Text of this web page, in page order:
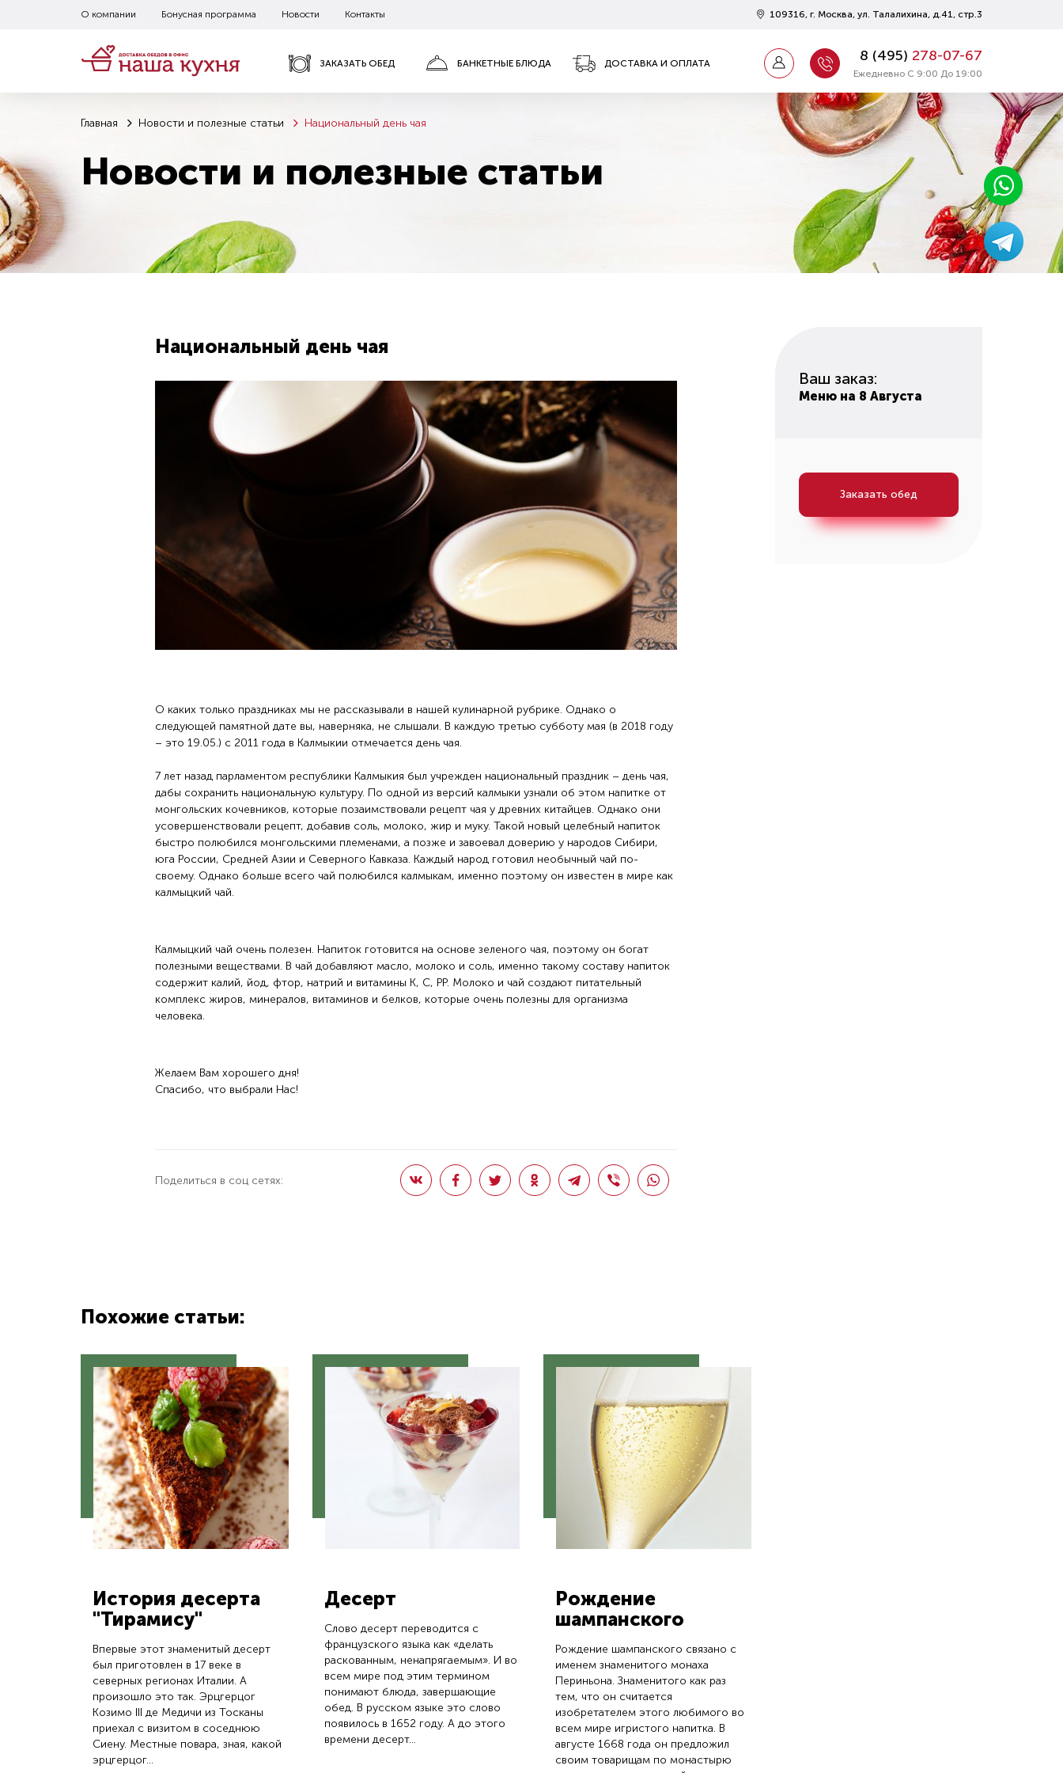
О компании Бонусная программа Новости Контакты 109316, г. Москва, ул. Талалихина, д.41, стр.3
ЗАКАЗАТЬ ОБЕД БАНКЕТНЫЕ БЛЮДА ДОСТАВКА И ОПЛАТА 8 (495) 278-07-67
Ежедневно С 9:00 До 19:00
Главная Новости и полезные статьи Национальный день чая
Новости и полезные статьи
Национальный день чая
О каких только праздниках мы не рассказывали в нашей кулинарной рубрике. Однако о
следующей памятной дате вы, наверняка, не слышали. В каждую третью субботу мая (в 2018 году
– это 19.05.) с 2011 года в Калмыкии отмечается день чая.
7 лет назад парламентом республики Калмыкия был учрежден национальный праздник – день чая,
дабы сохранить национальную культуру. По одной из версий калмыки узнали об этом напитке от
монгольских кочевников, которые позаимствовали рецепт чая у древних китайцев. Однако они
усовершенствовали рецепт, добавив соль, молоко, жир и муку. Такой новый целебный напиток
быстро полюбился монгольскими племенами, а позже и завоевал доверию у народов Сибири,
юга России, Средней Азии и Северного Кавказа. Каждый народ готовил необычный чай по-
своему. Однако больше всего чай полюбился калмыкам, именно поэтому он известен в мире как
калмыцкий чай.
Калмыцкий чай очень полезен. Напиток готовится на основе зеленого чая, поэтому он богат
полезными веществами. В чай добавляют масло, молоко и соль, именно такому составу напиток
содержит калий, йод, фтор, натрий и витамины К, С, РР. Молоко и чай создают питательный
комплекс жиров, минералов, витаминов и белков, которые очень полезны для организма
человека.
Желаем Вам хорошего дня!
Спасибо, что выбрали Нас!
Поделиться в соц сетях:
Похожие статьи:
История десерта
"Тирамису"
Впервые этот знаменитый десерт
был приготовлен в 17 веке в
северных регионах Италии. А
произошло это так. Эрцгерцог
Козимо III де Медичи из Тосканы
приехал с визитом в соседнюю
Сиену. Местные повара, зная, какой
эрцгерцог...
Десерт
Слово десерт переводится с
французского языка как «делать
раскованным, ненапрягаемым». И во
всем мире под этим термином
понимают блюда, завершающие
обед. В русском языке это слово
появилось в 1652 году. А до этого
времени десерт...
Рождение
шампанского
Рождение шампанского связано с
именем знаменитого монаха
Периньона. Знаменитого как раз
тем, что он считается
изобретателем этого любимого во
всем мире игристого напитка. В
августе 1668 года он предложил
своим товарищам по монастырю
Ваш заказ:
Меню на 8 Августа
Заказать обед